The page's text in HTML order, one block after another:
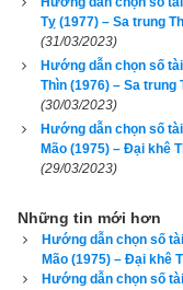
Dương Mộc). Tuổi
tinh CON TRÂU,
sơn).
Theo bảng tra mệnh
nam có mệnh Số 8 –
mệnh Khôn (Số 2),
hướng tốt là Đông
chọn vợ thuộc nhóm
Tỵ (1977) – Sa trung
(31/03/2023)
Hướng dẫn chọn số
Thìn (1976) – Sa trung
(30/03/2023)
Hướng dẫn chọn số
Mão (1975) – Đại khê
(29/03/2023)
Những tin mới hơn
Hướng dẫn chọn số
Mão (1975) – Đại khê
Hướng dẫn chọn số